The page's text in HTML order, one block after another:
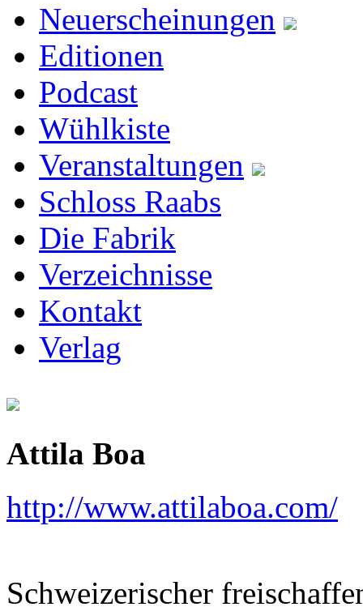
Neuerscheinungen
Editionen
Podcast
Wühlkiste
Veranstaltungen
Schloss Raabs
Die Fabrik
Verzeichnisse
Kontakt
Verlag
Attila Boa
http://www.attilaboa.com/
Schweizerischer